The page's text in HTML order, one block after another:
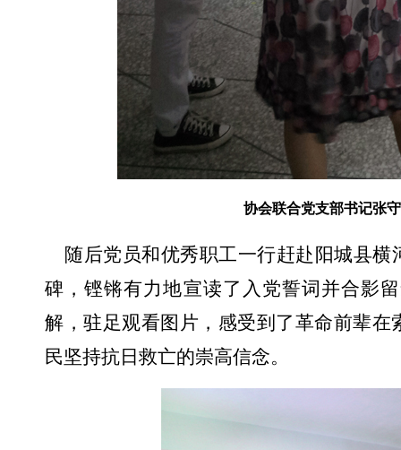
协会联合党支部书记张
随后党员和优秀职工一行赶赴阳城县横
碑，铿锵有力地宣读了入党誓词并合影
解，驻足观看图片，感受到了革命前辈
民坚持抗日救亡的崇高信念。